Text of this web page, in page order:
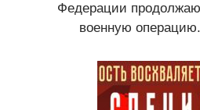
Федерации
военную